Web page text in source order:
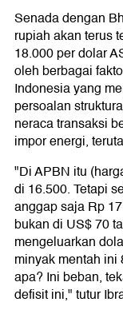
Senada dengan
rupiah akan terus
18.000 per dolar
oleh berbagai
Indonesia yang
persoalan
neraca transaksi
impor energi,
"Di APBN itu
di 16.500. Tetapi
anggap saja Rp
bukan di US$ 70
mengeluarkan
minyak mentah
apa? Ini beban,
defisit ini," tutur